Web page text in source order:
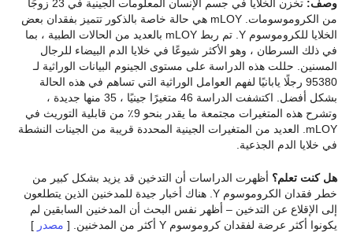
وصف:
تخزن الخلايا في جسم الإنسان المعلومات الجينية في 23 زوجًا
من الكروموسومات. mLOY هي حالة خاصة بالذكور تتميز بفقدان بعض
الخلايا للكروموسوم Y. تم ربط mLOY بالعديد من الحالات الطبية ، بما
في ذلك السرطان ، وهو الأكثر شيوعًا في خلايا الدم البيضاء للرجال
المسنين. حللت هذه الدراسة على مستوى الجينوم البيانات الوراثية لـ
95380 رجلًا يابانيًا لفهم العوامل الوراثية التي تساهم في هذه الحالة
بشكل أفضل. اكتشفت الدراسة 46 متغيرًا جينيًا ، 35 منها جديدة ،
وتشرح هذه المتغيرات مجتمعة ما يقدر بنحو 9٪ من قابلية التوريث في
mLOY. العديد من المتغيرات الجينية المحددة قريبة من الجينات النشطة
في خلايا الدم الجذعية.
هل كنت تعلم؟ أظهرت الدراسات أن التدخين قد يزيد بشكل كبير من
خطر فقدان الكروموسوم Y. هناك أخبار جيدة للمدخنين الذين يتطلعون
إلى الإقلاع عن التدخين – أظهر نفس البحث أن المدخنين السابقين لم
يكونوا أكثر عرضة لفقدان كروموسوم Y أكثر من المدخنين. [
مصدر ]